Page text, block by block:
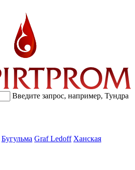
Введите запрос, например, Тундра
Бугульма Graf Ledoff Ханская